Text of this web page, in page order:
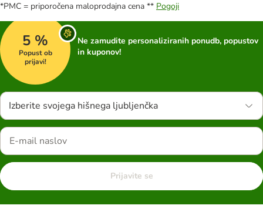
*PMC = priporočena maloprodajna cena ** Pogoji
5 %
Popust ob
prijavi!
Ne zamudite personaliziranih ponudb, popustov
in kuponov!
Izberite svojega hišnega ljubljenčka
Prijavite se